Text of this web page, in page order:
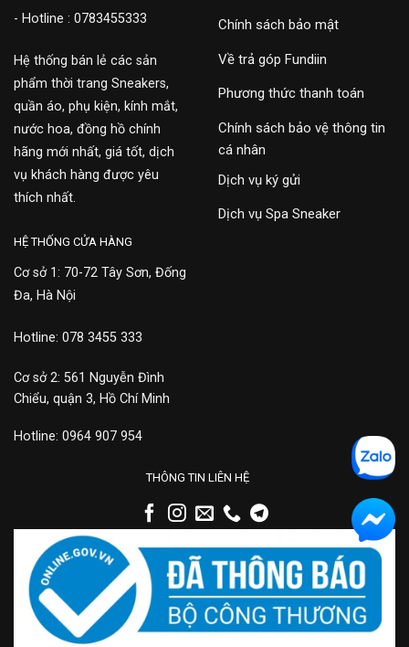
- Hotline : 0783455333
Hệ thống bán lẻ các sản
phẩm thời trang Sneakers,
quần áo, phụ kiện, kính mắt,
nước hoa, đồng hồ chính
hãng mới nhất, giá tốt, dịch
vụ khách hàng được yêu
thích nhất.
Chính sách bảo mật
Về trả góp Fundiin
Phương thức thanh toán
Chính sách bảo vệ thông tin
cá nhân
Dịch vụ ký gửi
Dịch vụ Spa Sneaker
HỆ THỐNG CỬA HÀNG
Cơ sở 1: 70-72 Tây Sơn, Đống
Đa, Hà Nội
Hotline: 078 3455 333
Cơ sở 2: 561 Nguyễn Đình
Chiểu, quận 3, Hồ Chí Minh
Hotline: 0964 907 954
THÔNG TIN LIÊN HỆ